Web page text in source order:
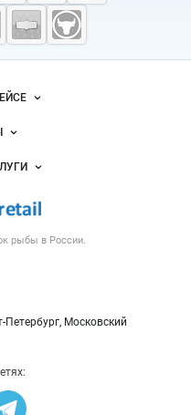
—
рыбы в России.
Петербург, Московский
данных